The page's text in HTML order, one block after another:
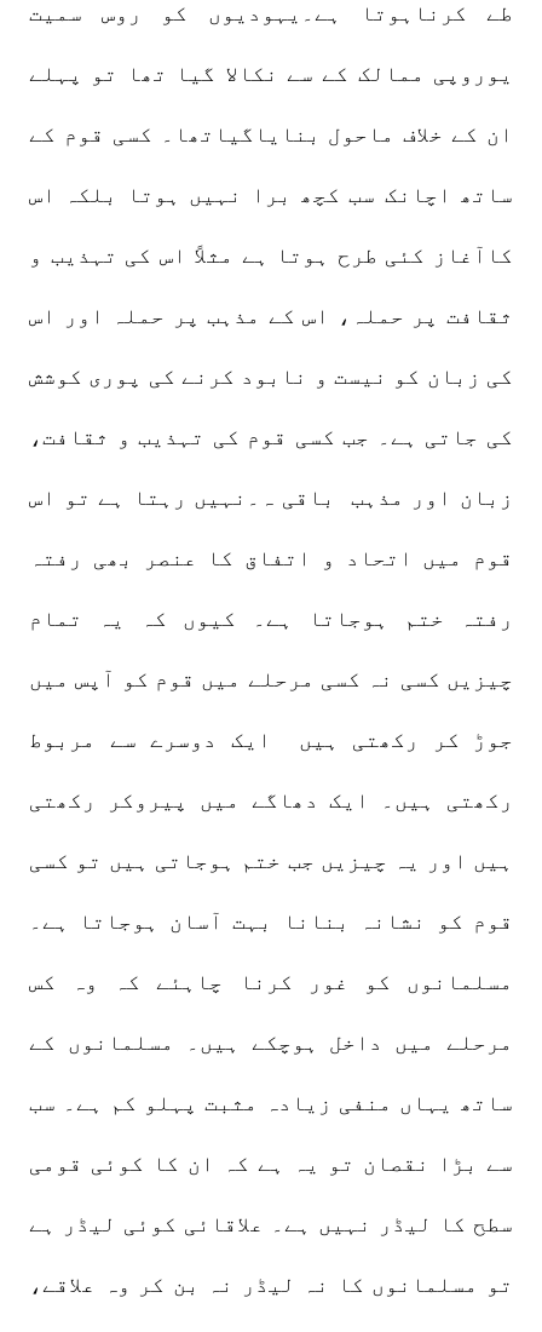
طے کرناہوتا ہے۔یہودیوں کو روس سمیت
یوروپی ممالک کے سے نکالا گیا تھا تو پہلے
ان کے خلاف ماحول بنایاگیاتھا۔ کسی قوم کے
ساتھ اچانک سب کچھ برا نہیں ہوتا بلکہ اس
کاآغاز کئی طرح ہوتا ہے مثلاً اس کی تہذیب و
ثقافت پر حملہ، اس کے مذہب پر حملہ اور اس
کی زبان کو نیست و نابود کرنے کی پوری کوشش
کی جاتی ہے۔ جب کسی قوم کی تہذیب و ثقافت،
زبان اور مذہب باقی ہ۔نہیں رہتا ہے تو اس
قوم میں اتحاد و اتفاق کا عنصر بھی رفتہ
رفتہ ختم ہوجاتا ہے۔ کیوں کہ یہ تمام
چیزیں کسی نہ کسی مرحلے میں قوم کو آپس میں
جوڑ کر رکھتی ہیں ایک دوسرے سے مربوط
رکھتی ہیں۔ ایک دھاگے میں پیروکر رکھتی
ہیں اور یہ چیزیں جب ختم ہوجاتی ہیں تو کسی
قوم کو نشانہ بنانا بہت آسان ہوجاتا ہے۔
مسلمانوں کو غور کرنا چاہئے کہ وہ کس
مرحلے میں داخل ہوچکے ہیں۔ مسلمانوں کے
ساتھ یہاں منفی زیادہ مثبت پہلو کم ہے۔ سب
سے بڑا نقصان تو یہ ہے کہ ان کا کوئی قومی
سطح کا لیڈر نہیں ہے۔ علاقائی کوئی لیڈر ہے
تو مسلمانوں کا نہ لیڈر نہ بن کر وہ علاقے،